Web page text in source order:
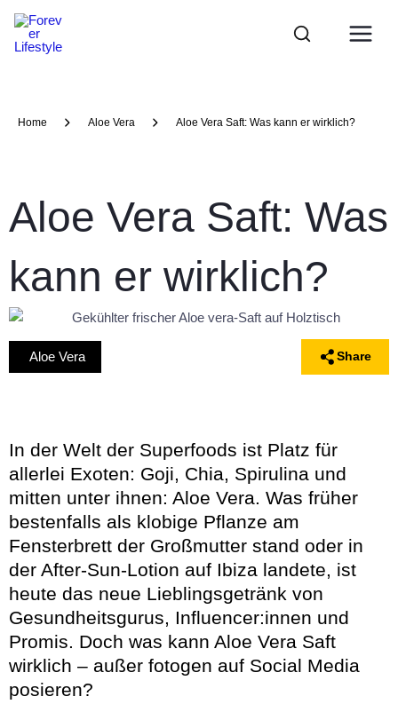
Inhalt
springen
Home Aloe Vera Aloe Vera Saft: Was kann er wirklich?
Aloe Vera Saft: Was
kann er wirklich?
Aloe Vera Share
In der Welt der Superfoods ist Platz für
allerlei Exoten: Goji, Chia, Spirulina und
mitten unter ihnen: Aloe Vera. Was früher
bestenfalls als klobige Pflanze am
Fensterbrett der Großmutter stand oder in
der After-Sun-Lotion auf Ibiza landete, ist
heute das neue Lieblingsgetränk von
Gesundheitsgurus, Influencer:innen und
Promis. Doch was kann Aloe Vera Saft
wirklich – außer fotogen auf Social Media
posieren?